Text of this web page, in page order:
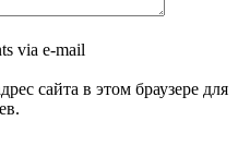
via e-mail
сайта в этом браузере для